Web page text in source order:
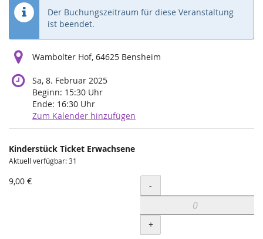
Der Buchungszeitraum für diese Veranstaltung
ist beendet.
Wambolter Hof, 64625 Bensheim
Sa, 8. Februar 2025
Beginn: 15:30 Uhr
Ende: 16:30 Uhr
Zum Kalender hinzufügen
Produkte
Unkategorisierte
Produkte
Kinderstück Ticket Erwachsene
Aktuell verfügbar: 31
9,00 € Menge
-
+